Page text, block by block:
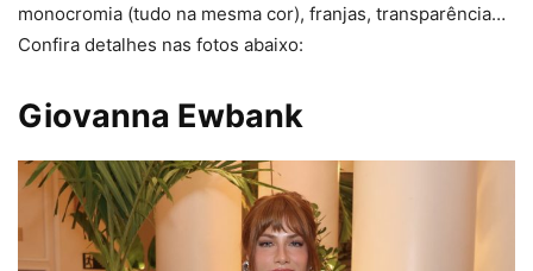
monocromia (tudo na mesma cor), franjas, transparência…
Confira detalhes nas fotos abaixo:
Giovanna Ewbank